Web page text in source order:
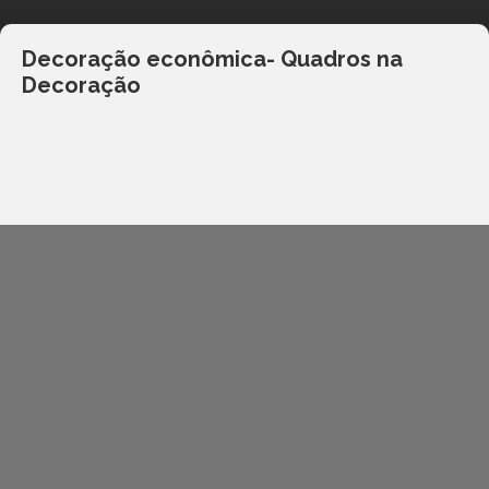
Decoração econômica- Quadros na
Decoração